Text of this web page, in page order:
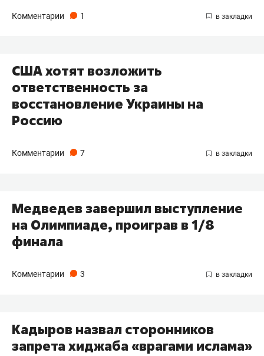
Комментарии 1
США хотят возложить
ответственность за
восстановление Украины на
Россию
Комментарии 7
Медведев завершил выступление
на Олимпиаде, проиграв в 1/8
финала
Комментарии 3
Кадыров назвал сторонников
запрета хиджаба «врагами ислама»